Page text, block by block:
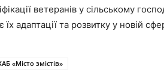
ветеранів у сільському
адаптації та розвитку у новій
«Місто змістів»